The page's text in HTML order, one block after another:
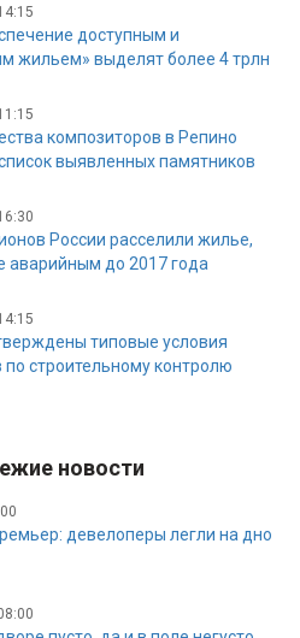
доступным и
жильем» выделят более 4 трлн
композиторов в Репино
выявленных памятников
России расселили жилье,
аварийным до 2017 года
типовые условия
по строительному контролю
новости
девелоперы легли на дно